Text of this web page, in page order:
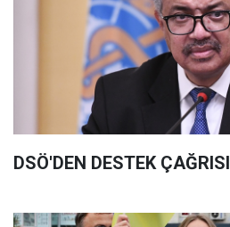
DSÖ'DEN DESTEK ÇAĞRISI